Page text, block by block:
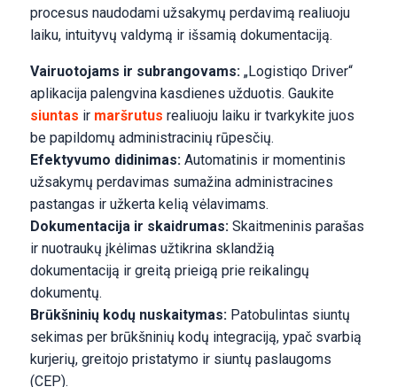
procesus naudodami užsakymų perdavimą realiuoju
laiku, intuityvų valdymą ir išsamią dokumentaciją.
Vairuotojams ir subrangovams: „Logistiqo Driver“
aplikacija palengvina kasdienes užduotis. Gaukite
siuntas ir maršrutus realiuoju laiku ir tvarkykite juos
be papildomų administracinių rūpesčių.
Efektyvumo didinimas:Automatinis ir momentinis
užsakymų perdavimas sumažina administracines
pastangas ir užkerta kelią vėlavimams.
Dokumentacija ir skaidrumas: Skaitmeninis parašas
ir nuotraukų įkėlimas užtikrina sklandžią
dokumentaciją ir greitą prieigą prie reikalingų
dokumentų.
Brūkšninių kodų nuskaitymas: Patobulintas siuntų
sekimas per brūkšninių kodų integraciją, ypač svarbią
kurjerių, greitojo pristatymo ir siuntų paslaugoms
(CEP).